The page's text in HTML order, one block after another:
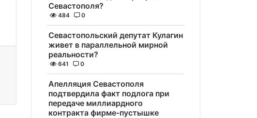
Севастополя?
484 0
Севастопольский депутат Кулагин
живет в параллельной мирной
реальности?
641 0
Апелляция Севастополя
подтвердила факт подлога при
передаче миллиардного
контракта фирме-пустышке